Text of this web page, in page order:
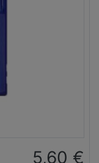
5,60 €